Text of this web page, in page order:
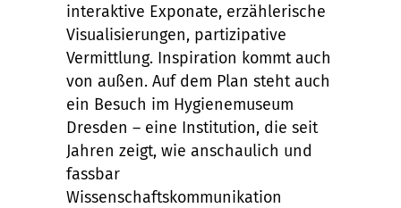
interaktive Exponate, erzählerische
Visualisierungen, partizipative
Vermittlung. Inspiration kommt auch
von außen. Auf dem Plan steht auch
ein Besuch im Hygienemuseum
Dresden – eine Institution, die seit
Jahren zeigt, wie anschaulich und
fassbar
Wissenschaftskommunikation